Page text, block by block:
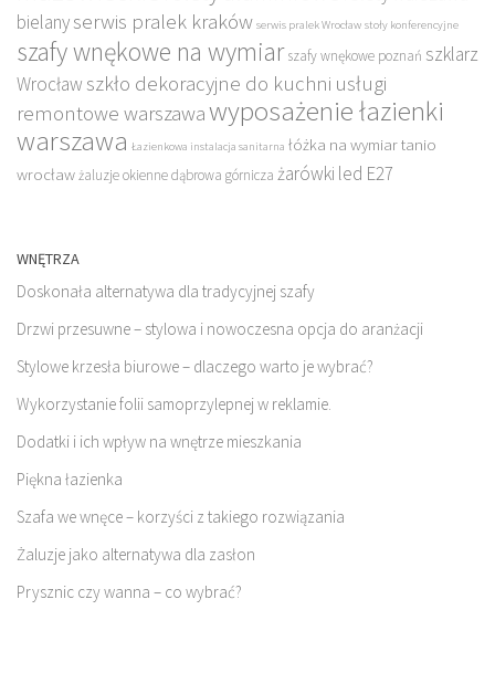
bielanyserwis pralek kraków serwis pralek Wrocław stoły konferencyjne
szafy wnękowe na wymiar szafy wnękowe poznań szklarz
Wrocław szkło dekoracyjne do kuchni usługi
remontowe warszawawyposażenie łazienki
warszawa Łazienkowa instalacja sanitarna łóżka na wymiar tanio
wrocławżaluzje okienne dąbrowa górnicza żarówki led E27
WNĘTRZA
Doskonała alternatywa dla tradycyjnej szafy
Drzwi przesuwne – stylowa i nowoczesna opcja do aranżacji
Stylowe krzesła biurowe – dlaczego warto je wybrać?
Wykorzystanie folii samoprzylepnej w reklamie.
Dodatki i ich wpływ na wnętrze mieszkania
Piękna łazienka
Szafa we wnęce – korzyści z takiego rozwiązania
Żaluzje jako alternatywa dla zasłon
Prysznic czy wanna – co wybrać?